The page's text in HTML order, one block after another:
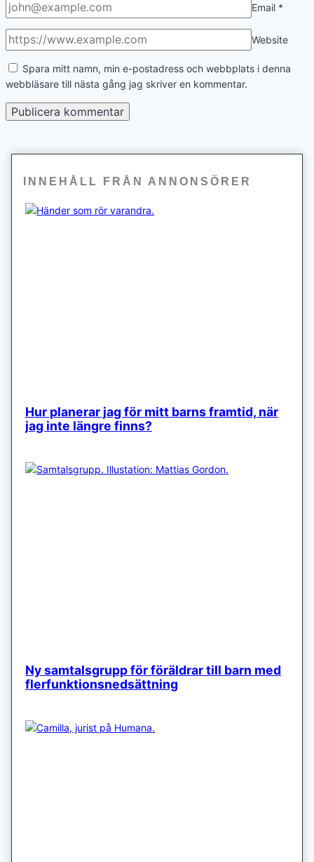
Email *
Website
Spara mitt namn, min e-postadress och webbplats i denna
webbläsare till nästa gång jag skriver en kommentar.
INNEHÅLL FRÅN ANNONSÖRER
Hur planerar jag för mitt barns framtid, när
jag inte längre finns?
Ny samtalsgrupp för föräldrar till barn med
flerfunktionsnedsättning